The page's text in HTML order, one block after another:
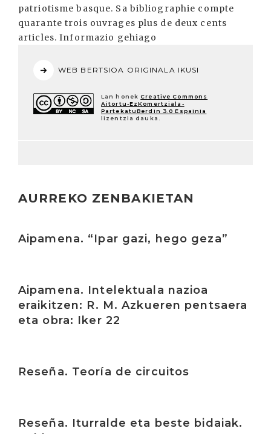
patriotisme basque. Sa bibliographie compte
quarante trois ouvrages plus de deux cents
articles. Informazio gehiago
WEB BERTSIOA ORIGINALA IKUSI
Lan honek Creative Commons
Aitortu-EzKomertziala-
PartekatuBerdin 3.0 Espainia
lizentzia dauka.
AURREKO ZENBAKIETAN
Aipamena. “Ipar gazi, hego geza”
Aipamena. Intelektuala nazioa
eraikitzen: R. M. Azkueren pentsaera
eta obra: Iker 22
Reseña. Teoría de circuitos
Reseña. Iturralde eta beste bidaiak.